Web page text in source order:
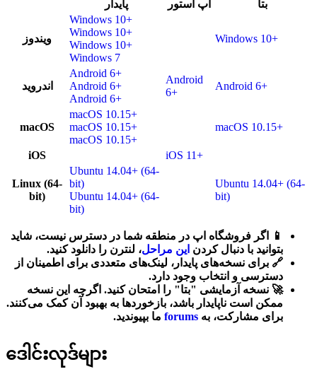
پایدار اپ استور بتا
ویندوز
Windows 10+
Windows 10+
Windows 10+
Windows 7
Windows 10+
اندروید
Android 6+
Android 6+
Android 6+
Android
6+
Android 6+
macOS
macOS 10.15+
macOS 10.15+
macOS 10.15+
macOS 10.15+
iOS iOS 11+
Linux (64-
bit)
Ubuntu 14.04+ (64-
bit)
Ubuntu 14.04+ (64-
bit)
Ubuntu 14.04+ (64-
bit)
📱 اگر فروشگاه اپ در منطقه شما در دسترس نیست، شاید
بتوانید با دنبال کردن این مراحل، لنترن را دانلود کنید.
🔗 برای نسخه‌های پایدار، لینک‌های متعددی برای اطمینان از
دسترسی و انتخاب وجود دارد.
🚀 نسخه آزمایشی "بتا" را امتحان کنید. اگرچه این نسخه
ممکن است ناپایدار باشد، بازخوردها به بهبود آن کمک می‌کنند.
برای مشارکت، به forums ما بپیوندید.
ဒေါင်းလုဒ်များ